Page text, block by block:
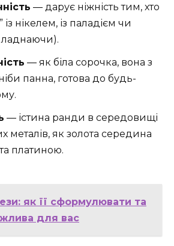
― дарує ніжність тим, хто
нікелем, із паладієм чи
― як біла сорочка, вона з
панна, готова до будь-
― істина ранди в середовищі
металів, як золота середина
платиною.
як її сформулювати та
для вас